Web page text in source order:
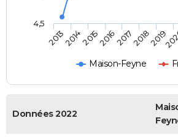
Maison-Feyne
2013201420152016201720182019
4,5
Données 2022